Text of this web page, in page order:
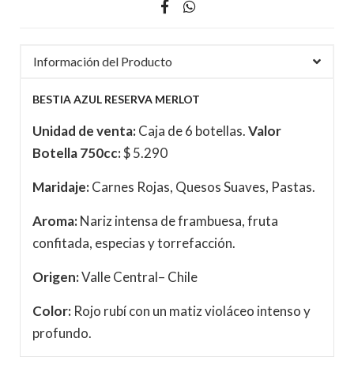
Información del Producto
BESTIA AZUL RESERVA MERLOT
Unidad de venta:Caja de 6 botellas.Valor
Botella 750cc:$ 5.290
Maridaje:Carnes Rojas, Quesos Suaves, Pastas.
Aroma:Nariz intensa de frambuesa, fruta
confitada, especias y torrefacción.
Origen:Valle Central– Chile
Color: Rojo rubí con un matiz violáceo intenso y
profundo.